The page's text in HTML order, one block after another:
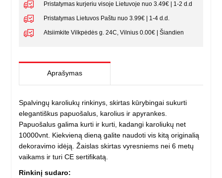
Pristatymas kurjeriu visoje Lietuvoje nuo 3.49€ | 1-2 d.d
Pristatymas Lietuvos Paštu nuo 3.99€ | 1-4 d.d.
Atsiimkite Vilkpėdės g. 24C, Vilnius 0.00€ | Šiandien
Aprašymas
Spalvingų karoliukų rinkinys, skirtas kūrybingai sukurti
elegantiškus papuošalus, karolius ir apyrankes.
Papuošalus galima kurti ir kurti, kadangi karoliukų net
10000vnt. Kiekvieną dieną galite naudoti vis kitą originalią
dekoravimo idėją. Žaislas skirtas vyresniems nei 6 metų
vaikams ir turi CE sertifikatą.
Rinkinį sudaro: